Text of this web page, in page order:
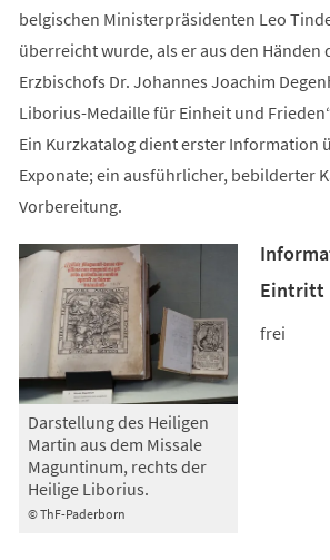
belgischen Ministerpräsidenten Leo
überreicht wurde, als er aus den Händen
Erzbischofs Dr. Johannes Joachim
Liborius-Medaille für Einheit und
Ein Kurzkatalog dient erster Information
Exponate; ein ausführlicher, bebilderter
Vorbereitung.
© ThF-Paderborn
Darstellung des Heiligen
Martin aus dem Missale
Maguntinum, rechts der
Heilige Liborius.
Eintritt
frei